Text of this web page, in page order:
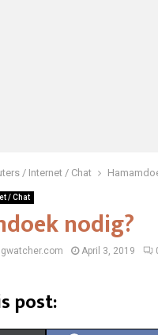
/ Internet / Chat
/ Chat
nodig?
April 3, 2019
post: